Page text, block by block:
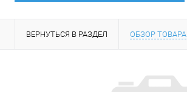
ВЕРНУТЬСЯ В РАЗДЕЛ ОБЗОР ТОВАРА